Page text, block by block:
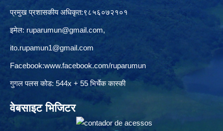
प्रमुख प्रशासकीय अधिकृत:९८५६०७२१०१
इमेल: ruparumun@gmail.com,
ito.rupamun1@gmail.com
Facebook:www.facebook.com/ruparumun
गुगल पलस कोड: 544x + 55 भिर्चेक कास्की
वेबसाइट भिजिटर